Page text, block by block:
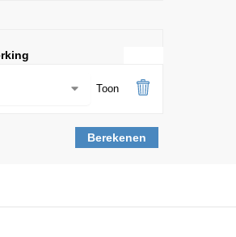
Toon
Berekenen